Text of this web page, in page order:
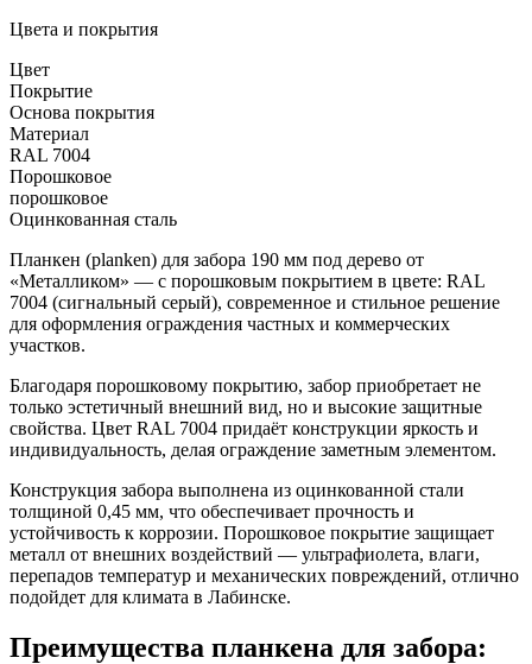
Цвета и покрытия
Цвет
Покрытие
Основа покрытия
Материал
RAL 7004
Порошковое
порошковое
Оцинкованная сталь
Планкен (planken) для забора 190 мм под дерево от
«Металликом» — с порошковым покрытием в цвете: RAL
7004 (сигнальный серый), современное и стильное решение
для оформления ограждения частных и коммерческих
участков.
Благодаря порошковому покрытию, забор приобретает не
только эстетичный внешний вид, но и высокие защитные
свойства. Цвет RAL 7004 придаёт конструкции яркость и
индивидуальность, делая ограждение заметным элементом.
Конструкция забора выполнена из оцинкованной стали
толщиной 0,45 мм, что обеспечивает прочность и
устойчивость к коррозии. Порошковое покрытие защищает
металл от внешних воздействий — ультрафиолета, влаги,
перепадов температур и механических повреждений, отлично
подойдет для климата в Лабинске.
Преимущества планкена для забора: